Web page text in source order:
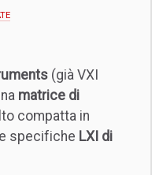
(già VXI
matrice di
compatta in
specifiche LXI di